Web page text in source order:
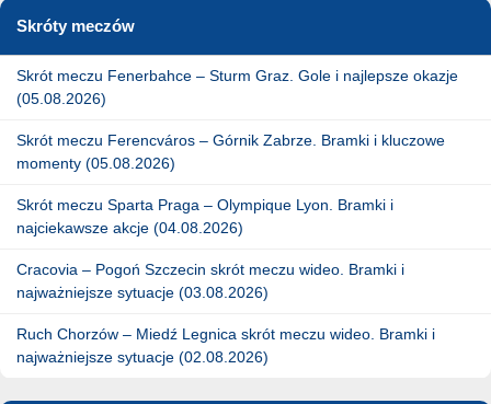
Skróty meczów
Skrót meczu Fenerbahce – Sturm Graz. Gole i najlepsze okazje
(05.08.2026)
Skrót meczu Ferencváros – Górnik Zabrze. Bramki i kluczowe
momenty (05.08.2026)
Skrót meczu Sparta Praga – Olympique Lyon. Bramki i
najciekawsze akcje (04.08.2026)
Cracovia – Pogoń Szczecin skrót meczu wideo. Bramki i
najważniejsze sytuacje (03.08.2026)
Ruch Chorzów – Miedź Legnica skrót meczu wideo. Bramki i
najważniejsze sytuacje (02.08.2026)